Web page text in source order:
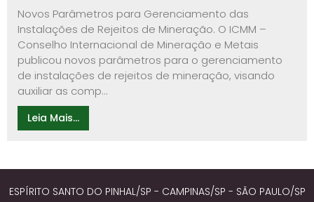
Novos Parâmetros para Gerenciamento das
Instalações de Rejeitos de Mineração. O ICMM –
Conselho Internacional de Mineração e Metais
publicou novos parâmetros para o gerenciamento
de instalações de rejeitos de mineração, visando
auxiliar as comp...
Leia Mais...
ESPÍRITO SANTO DO PINHAL/SP - CAMPINAS/SP - SÃO PAULO/SP